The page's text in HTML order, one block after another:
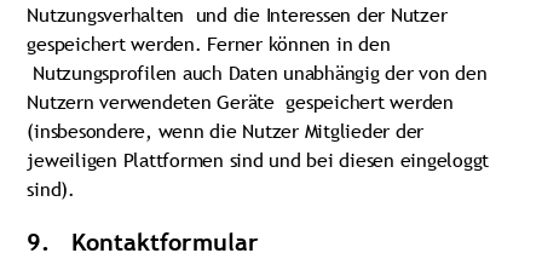
Nutzungsverhalten und die Interessen der Nutzer
gespeichert werden. Ferner können in den
Nutzungsprofilen auch Daten unabhängig der von den
Nutzern verwendeten Geräte gespeichert werden
(insbesondere, wenn die Nutzer Mitglieder der
jeweiligen Plattformen sind und bei diesen eingeloggt
sind).
9. Kontaktformular